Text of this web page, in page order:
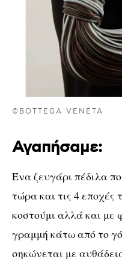
©BOTTEGA VENETA
Αγαπήσαμε:
Ένα ζευγάρι πέδιλα
τώρα και τις 4
κοστούμι αλλά και
γραμμή κάτω από το
σηκώνεται με